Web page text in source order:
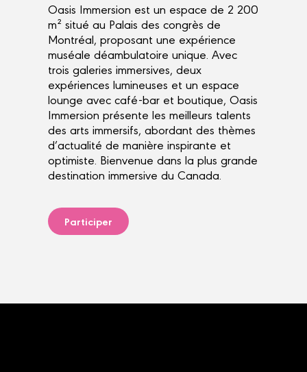
Oasis Immersion est un espace de 2 200
m² situé au Palais des congrès de
Montréal, proposant une expérience
muséale déambulatoire unique. Avec
trois galeries immersives, deux
expériences lumineuses et un espace
lounge avec café-bar et boutique, Oasis
Immersion présente les meilleurs talents
des arts immersifs, abordant des thèmes
d’actualité de manière inspirante et
optimiste. Bienvenue dans la plus grande
destination immersive du Canada.
Participer